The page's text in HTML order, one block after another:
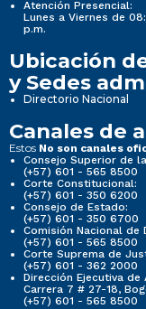
Atención Presencial:
Lunes a Viernes de
p.m.
Ubicación
y Sedes
Directorio Nacional
Canales de
Estos No son canales
Consejo Superior de
(+57) 601 - 565 8500
Corte Constitucional:
(+57) 601 - 350 6200
Consejo de Estado:
(+57) 601 - 350 6700
Comisión Nacional de
(+57) 601 - 565 8500
Corte Suprema de
(+57) 601 - 362 2000
Dirección Ejecutiva
Carrera 7 # 27-18,
(+57) 601 - 565 8500